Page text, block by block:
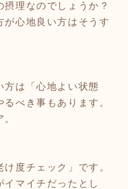
理なのでしょうか？
が心地良い方はそうす
方は「心地よい状態
べき事もあります。
度チェック」です。
イマイチだったとし